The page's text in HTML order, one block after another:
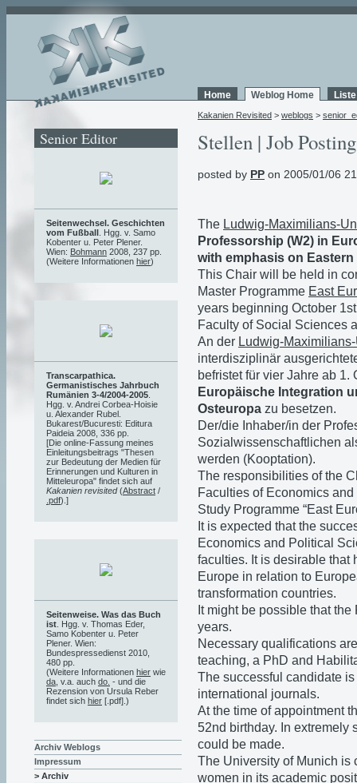
Home Weblog Home
Kakanien Revisited > weblogs >
Stellen | Job
posted by PP on 2005/01/06
The Ludwig-Maximilians-
Professorship (W2) in
with emphasis on Eastern
This Chair will be held in
Master Programme East
years beginning October
Faculty of Social Sciences
An der Ludwig-
interdisziplinär
befristet für vier Jahre ab
Europäische Integration
Osteuropa zu besetzen.
Der/die Inhaber/in der
Sozialwissenschaftlichen
werden (Kooptation).
The responsibilities of the
Faculties of Economics
Study Programme “East
It is expected that the
Economics and Political
faculties. It is desirable that
Europe in relation to
transformation countries.
It might be possible that
years.
Necessary qualifications
teaching, a PhD and
The successful candidate
international journals.
At the time of appointment
52nd birthday. In extremely
could be made.
The University of Munich is
women in its academic
Senior Editor
Seitenwechsel. Geschichten
vom Fußball . Hgg. v. Samo
Kobenter u. Peter Plener.
Wien: Bohmann 2008, 237 pp.
(Weitere Informationen hier)
Transcarpathica.
Germanistisches Jahrbuch
Rumänien 3-4/2004-2005
Hgg. v. Andrei Corbea-Hoisie
u. Alexander Rubel.
Bukarest/Bucuresti: Editura
Paideia 2008, 336 pp.
[Die online-Fassung meines
Einleitungsbeitrags "Thesen
zur Bedeutung der Medien für
Erinnerungen und Kulturen in
Mitteleuropa" findet sich auf
Kakanien revisited(Abstract /
.pdf).]
Seitenweise. Was das Buch
ist . Hgg. v. Thomas Eder,
Samo Kobenter u. Peter
Plener. Wien:
Bundespressedienst 2010,
480 pp.
(Weitere Informationen hier wie
da , v.a. auch do. - und die
Rezension von Ursula Reber
findet sich hier [.pdf].)
Archiv Weblogs
Impressum
> Archiv